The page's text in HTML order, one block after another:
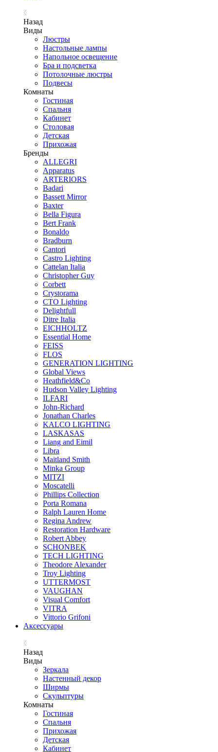
Назад
Виды
Люстры
Настольные лампы
Напольное освещение
Бра и подсветка
Потолочные люстры
Подвесы
Комнаты
Гостиная
Спальня
Кабинет
Столовая
Детская
Прихожая
Бренды
ALLEGRI
Apparatus
ARTERIORS
Badari
Bassett Mirror
Baxter
Bella Figura
Bert Frank
Bonaldo
Bradburn
Cantori
Castro Lighting
Cattelan Italia
Christopher Guy
Corbett
Crystorama
CTO Lighting
Delightfull
Ditre Italia
EICHHOLTZ
Essential Home
FEISS
FLOS
GENERATION LIGHTING
Global Views
Heathfield&Co
Hudson Valley Lighting
ILFARI
John-Richard
Jonathan Charles
KALCO LIGHTING
LASKASAS
Liang and Eimil
Libra
Maitland Smith
Minka Group
MITZI
Moscatelli
Phillips Collection
Porta Romana
Ralph Lauren Home
Regina Andrew
Restoration Hardware
Robert Abbey
SCHONBEK
TECH LIGHTING
Theodore Alexander
Troy Lighting
UTTERMOST
VAUGHAN
Visual Comfort
VITRA
Vittorio Grifoni
Аксессуары
Назад
Виды
Зеркала
Настенный декор
Ширмы
Скульптуры
Комнаты
Гостиная
Спальня
Прихожая
Детская
Кабинет